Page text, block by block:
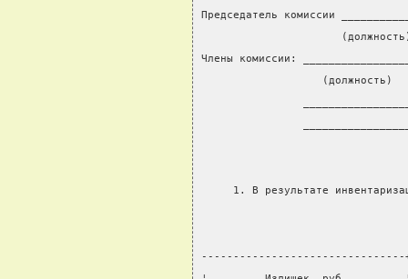
Председатель комиссии
Члены комиссии:
(должность)
1. В результате